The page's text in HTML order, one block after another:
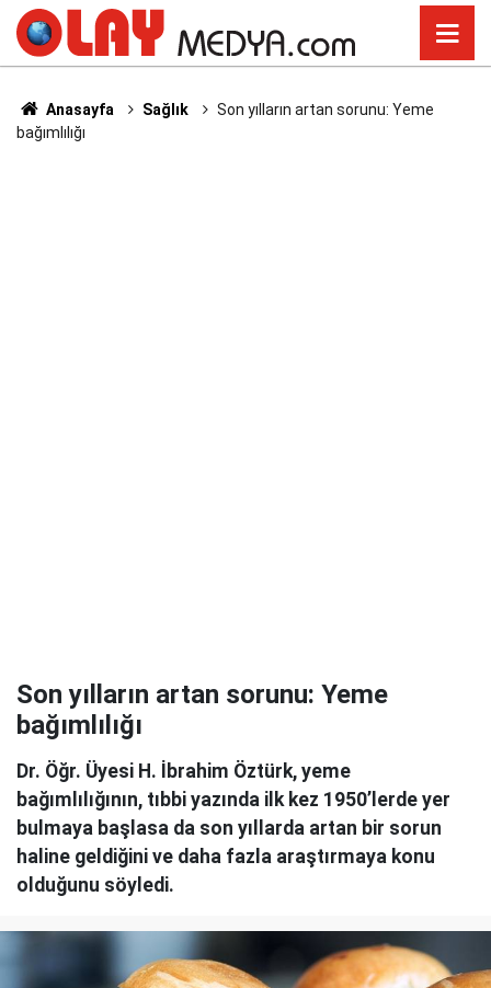
Anasayfa Sağlık
Son yılların artan sorunu: Yeme
bağımlılığı
Son yılların artan sorunu: Yeme
bağımlılığı
Dr. Öğr. Üyesi H. İbrahim Öztürk, yeme
bağımlılığının, tıbbi yazında ilk kez 1950’lerde yer
bulmaya başlasa da son yıllarda artan bir sorun
haline geldiğini ve daha fazla araştırmaya konu
olduğunu söyledi.